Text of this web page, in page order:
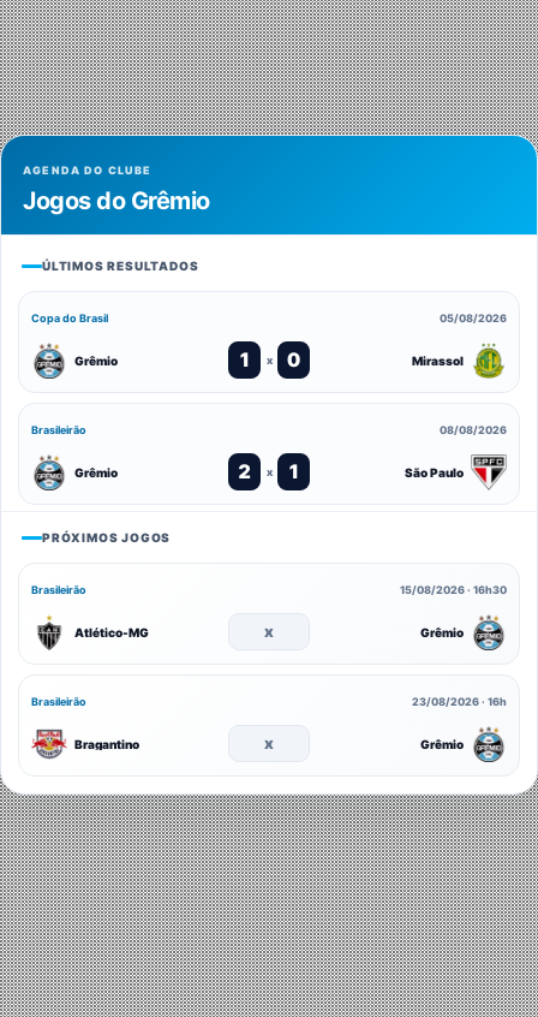
AGENDA DO CLUBE
Jogos do Grêmio
ÚLTIMOS RESULTADOS
Copa do Brasil 05/08/2026
Grêmio 1 x 0 Mirassol
Brasileirão 08/08/2026
Grêmio 2 x 1 São Paulo
PRÓXIMOS JOGOS
Brasileirão 15/08/2026 · 16h30
Atlético-MG x Grêmio
Brasileirão 23/08/2026 · 16h
Bragantino x Grêmio